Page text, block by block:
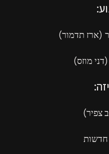
(ארז תדמור)
מוזס)
צפיר)